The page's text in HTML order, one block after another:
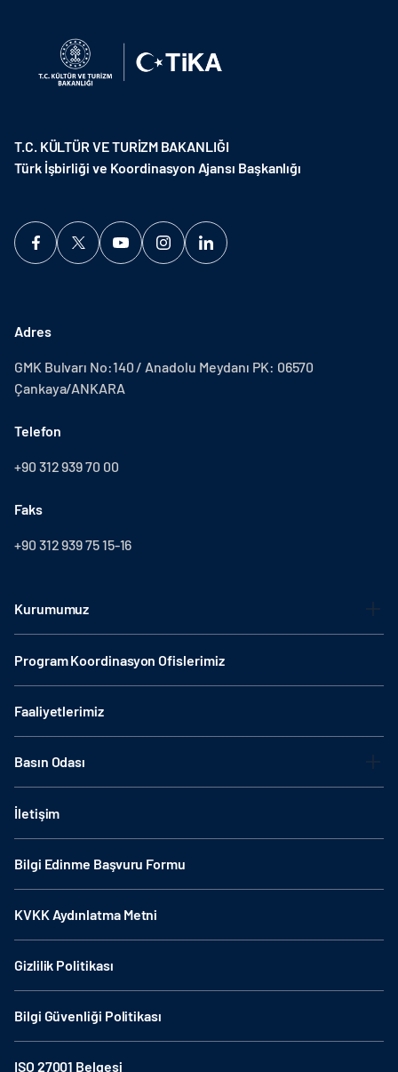
T.C. KÜLTÜR VE TURİZM BAKANLIĞI
Türk İşbirliği ve Koordinasyon Ajansı Başkanlığı
Adres
GMK Bulvarı No:140 / Anadolu Meydanı PK: 06570
Çankaya/ANKARA
Telefon
+90 312 939 70 00
Faks
+90 312 939 75 15-16
Kurumumuz
Program Koordinasyon Ofislerimiz
Faaliyetlerimiz
Basın Odası
İletişim
Bilgi Edinme Başvuru Formu
KVKK Aydınlatma Metni
Gizlilik Politikası
Bilgi Güvenliği Politikası
ISO 27001 Belgesi